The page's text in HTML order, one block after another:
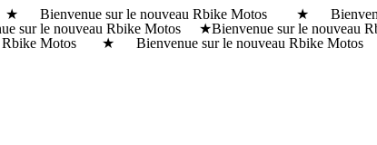
★ Bienvenue sur le nouveau Rbike Motos ★
sur le nouveau Rbike Motos ★Bienvenue sur le
Motos ★ Bienvenue sur le nouveau Rbike